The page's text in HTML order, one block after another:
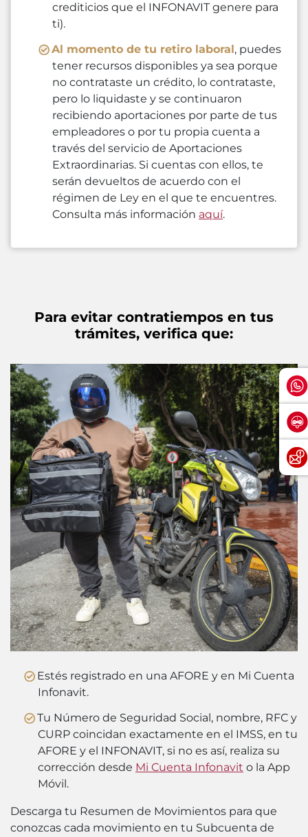
crediticios que el INFONAVIT genere para
ti).
Al momento de tu retiro laboral , puedes
tener recursos disponibles ya sea porque
no contrataste un crédito, lo contrataste,
pero lo liquidaste y se continuaron
recibiendo aportaciones por parte de tus
empleadores o por tu propia cuenta a
través del servicio de Aportaciones
Extraordinarias. Si cuentas con ellos, te
serán devueltos de acuerdo con el
régimen de Ley en el que te encuentres.
Consulta más información aquí.
Para evitar contratiempos en tus
trámites, verifica que:
Estés registrado en una AFORE y en Mi Cuenta
Infonavit.
Tu Número de Seguridad Social, nombre, RFC y
CURP coincidan exactamente en el IMSS, en tu
AFORE y el INFONAVIT, si no es así, realiza su
corrección desde Mi Cuenta Infonavit o la App
Móvil.
Descarga tu Resumen de Movimientos para que
conozcas cada movimiento en tu Subcuenta de